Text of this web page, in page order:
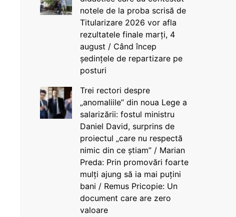
notele de la proba scrisă de
Titularizare 2026 vor afla
rezultatele finale marți, 4
august / Când încep
ședințele de repartizare pe
posturi
Trei rectori despre
„anomaliile” din noua Lege a
salarizării: fostul ministru
Daniel David, surprins de
proiectul „care nu respectă
nimic din ce știam” / Marian
Preda: Prin promovări foarte
mulți ajung să ia mai puțini
bani / Remus Pricopie: Un
document care are zero
valoare